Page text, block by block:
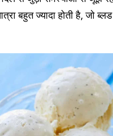
बहुत ज्यादा होती है, जो